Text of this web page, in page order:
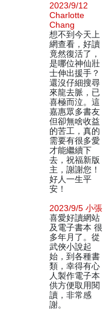
2023/9/12
Charlotte
Chang
想不到今天上
網查看，好讀
竟然復活了，
是哪位神仙壯
士伸出援手？
還沒仔細搜尋
來龍去脈，已
喜極而泣。這
嘉惠眾多書友
但卻無啥收益
的苦工，真的
需要有很多愛
才能繼續下
去，祝福新版
主，謝謝您！
好人一生平
安！
2023/9/5 小張
喜愛好讀網站
及電子書本 很
多年月了。從
武俠小說起
始，到各種書
類，幸得有心
人製作電子本
供方便取用閱
讀，非常感
謝。